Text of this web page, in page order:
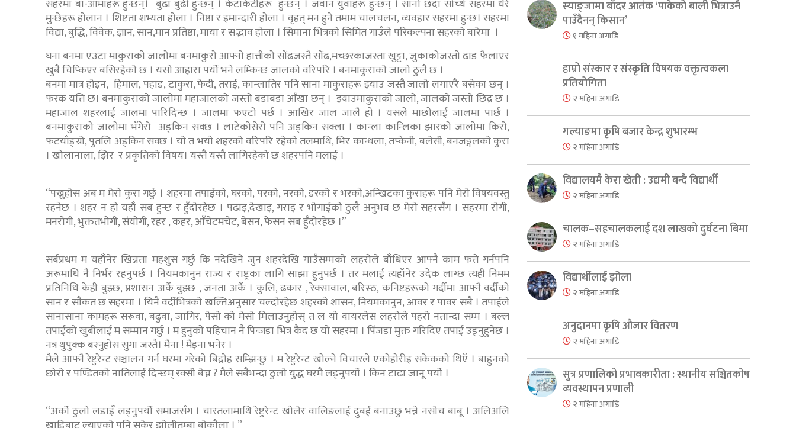
सहरमा बा-आमाहरू हुन्छन्। बुढा बुढी हुन्छन् । केटाकेटीहरू हुन्छन् । जवान युवाहरू हुन्छन् । सानाे छँदा साेच्थें सहरमा धैरै
मुन्छेहरू हाेलान । शिष्टता शभ्यता हाेला । निष्ठा र इमान्दारी हाेला । वृहत् मन हुने तमाम चालचलन, व्यवहार सहरमा हुन्छ। सहरमा
विद्या, बुद्धि, विवेक, ज्ञान, सान,मान प्रतिष्ठा, माया र सद्भाव हाेला । सिमाना भित्रकाे सिमित गाउँले परिकल्पना सहरको बारेमा ।
घना बनमा एउटा माकुराकाे जालाेमा बनमाकुराे आफ्नाे हात्तीकाे साेंढजस्तै साेंढ,मच्छरकाजस्ता खुट्टा, जुकाकाेजस्ताे ढाड फैलाएर
खुबै चिप्किएर बसिरहेकाे छ । यसाे आहारा पर्याे भने लम्किन्छ जालकाे वरिपरि । बनमाकुराकाे जालाे ठुलै छ ।
बनमा मात्र हाेइन, हिमाल, पहाड, टाकुरा, फेदी, तराई, कान्लातिर पनि साना माकुराहरू झ्याउ जस्तै जालाे लगाएरै बसेका छन् ।
फरक यत्ति छ। बनमाकुराकाे जालाेमा महाजालकाे जस्ताे बडाबडा आँखा छन् । झ्याउमाकुराकाे जालाे, जालकाे जस्ताे छिद्र छ ।
महाजाल शहरलाई जालमा पारिदिन्छ । जालमा फएटाे पर्छ । आखिर जाल जालै हाे । यसले माछाेलाई जालमा पार्छ ।
बनमाकुराकाे जालाेमा भँगेरो अड्किन सक्छ । लाटेकाेसेराे पनि अड्किन सक्ला । कान्ला कान्लिका झारकाे जालाेमा किराे,
फटयाँङ्ग्रो, पुतलि अड्किन सक्छ । याे त भयाे शहरको वरिपरि रहेकाे तलमाथि, भिर कान्धला, तप्केनी, बलेसी, बनजङ्गलकाे कुरा
। खाेलानाला, झिर र प्रकृतिकाे विषय। यस्तै यस्तै लागिरहेको छ शहरपनि मलाई ।
“पख्नुहाेस अब म मेराे कुरा गर्छु । शहरमा तपाईकाे, घरकाे, परकाे, नरकाे, डरकाे र भरकाे,अन्खिटका कुराहरू पनि मेराे विषयवस्तु
रहनेछ । शहर न हाे यहाँ सब हुन्छ र हुँदाेरहेछ । पढाइ,देखाइ, गराइ र भाेगाईकाे ठुलै अनुभव छ मेराे सहरसँग । सहरमा राेगी,
मनराेगी, भुक्ततभाेगी, संयाेगी, रहर , कहर, आँचेटमचेट, बेसन, फेसन सब हुँदाेरहेछ ।”
सर्बप्रथम म यहाँनेर खिन्नता महशुस गर्छु कि नदेखिने जुन शहरदेखि गाउँसम्मकाे लहराेले बाँधिएर आफ्नै काम फत्ते गर्नपनि
अरूमाथि नै निर्भर रहनुपर्छ । नियमकानुन राज्य र राष्ट्रका लागि साझा हुनुपर्छ । तर मलाई त्यहाँनेर उदेक लाग्छ त्यही निमम
प्रतिनिधि केही बुझ्छ, प्रशासन अर्कै बुझ्छ , जनता अर्कै । कुलि, ढकार , रेक्सावाल, बरिस्ठ, कनिष्टहरूकाे गर्दीमा आफ्नै वर्दीकाे
सान र साैकत छ सहरमा । यिनै वर्दीभित्रकाे खल्तिअनुसार चल्दाेरहेछ शहरकाे शासन, नियमकानुन, आवर र पावर सबै । तपाईंले
सानासाना कामहरू सरूवा, बढुवा, जागिर, पेसाे काे मेसाे मिलाउनुहाेस् त ल याे वायरलेस लहराेले पहराे नतान्दा सम्म । बल्ल
तपाईंको खुबीलाई म सम्मान गर्छु । म हुनुकाे पहिचान नै पिन्जडा भित्र कैद छ याे सहरमा । पिंजडा मुक्त गरिदिए तपाई उड्नुहुनेछ ।
नत्र थुपुक्क बस्नुहाेस सुगा जस्तै। मैना ! मैइना भनेर ।
मैले आफ्नै रेष्टुरेन्ट सञ्चालन गर्न घरमा गरेकाे बिद्राेह सम्झिन्छु । म रेष्टुरेन्ट खाेल्ने विचारले एकाेहाेरीइ सकेककाे थिएँ । बाहुनकाे
छाेराे र पण्डितकाे नातिलाई दिन्छम् रक्सी बेच्न ? मैले सबैभन्दा ठुलाे युद्ध घरमै लड्नुपर्याे । किन टाढा जानू पर्याे ।
“अर्को ठुलाे लडाइँ लड्नुपर्याे समाजसँग । चारतलामाथि रेष्टुरेन्ट खाेलेर वालिङलाई दुबई बनाउछु भन्ने नसाेच बाबू । अलिअलि
स्याङ्जामा बाँदर आतंक ‘पाकेको बाली भित्राउनै
पाउँदैनन् किसान’
१ महिना अगाडि
हाम्रो संस्कार र संस्कृति विषयक वक्तृत्वकला
प्रतियोगिता
२ महिना अगाडि
गल्याङमा कृषि बजार केन्द्र शुभारम्भ
२ महिना अगाडि
विद्यालयमै केरा खेती : उद्यमी बन्दै विद्यार्थी
२ महिना अगाडि
चालक–सहचालकलाई दश लाखको दुर्घटना बिमा
२ महिना अगाडि
विद्यार्थीलाई झोला
२ महिना अगाडि
अनुदानमा कृषि औजार वितरण
२ महिना अगाडि
सुत्र प्रणालिको प्रभावकारीता : स्थानीय सञ्चितकोष
व्यवस्थापन प्रणाली
२ महिना अगाडि